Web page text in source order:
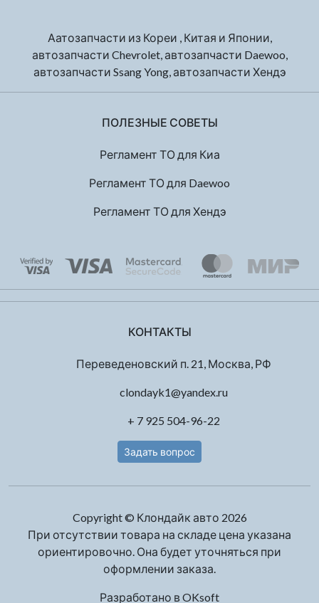
Аатозапчасти из Кореи , Китая и Японии,
автозапчасти Chevrolet, автозапчасти Daewoo,
автозапчасти Ssang Yong, автозапчасти Хендэ
ПОЛЕЗНЫЕ СОВЕТЫ
Регламент ТО для Киа
Регламент ТО для Daewoo
Регламент ТО для Хендэ
КОНТАКТЫ
Переведеновский п. 21, Москва, РФ
clondayk1@yandex.ru
+ 7 925 504-96-22
Задать вопрос
Copyright © Клондайк авто 2026
При отсутствии товара на складе цена указана
ориентировочно. Она будет уточняться при
оформлении заказа.
Разработано в OKsoft